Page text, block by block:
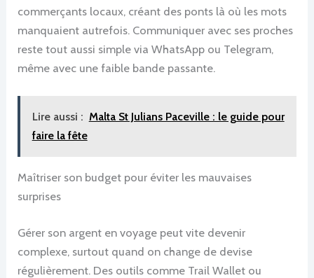
commerçants locaux, créant des ponts là où les mots
manquaient autrefois. Communiquer avec ses proches
reste tout aussi simple via WhatsApp ou Telegram,
même avec une faible bande passante.
Lire aussi : Malta St Julians Paceville : le guide pour
faire la fête
Maîtriser son budget pour éviter les mauvaises
surprises
Gérer son argent en voyage peut vite devenir
complexe, surtout quand on change de devise
régulièrement. Des outils comme Trail Wallet ou